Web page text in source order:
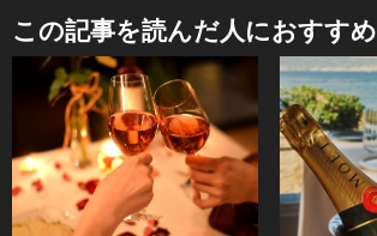
この記事を読んだ人におすすめ